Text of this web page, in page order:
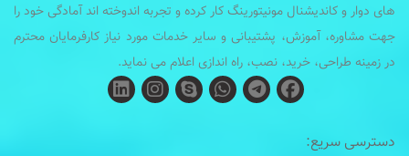
های دوار و کاندیشنال مونیتورینگ کار کرده و تجربه اندوخته اند آمادگی خود را
جهت مشاوره، آموزش، پشتیبانی و سایر خدمات مورد نیاز کارفرمایان محترم
در زمینه طراحی، خرید، نصب، راه اندازی اعلام می نماید.
دسترسی سریع: